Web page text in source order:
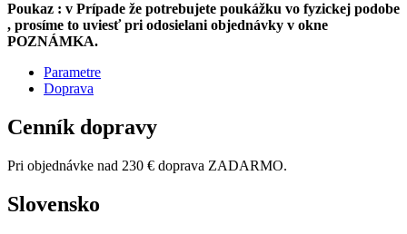
Poukaz : v Prípade že potrebujete poukážku vo fyzickej podobe
, prosíme to uviesť pri odosielani objednávky v okne
POZNÁMKA.
Parametre
Doprava
Cenník dopravy
Pri objednávke nad 230 € doprava ZADARMO.
Slovensko